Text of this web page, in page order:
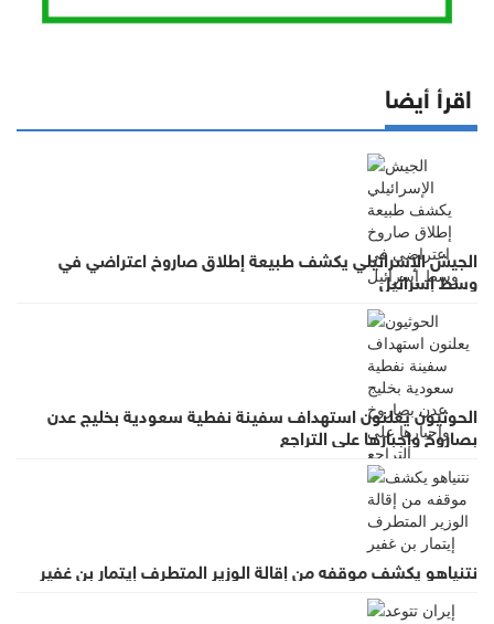
اقرأ أيضا
الجيش الإسرائيلي يكشف طبيعة إطلاق صاروخ اعتراضي في
وسط إسرائيل
الحوثيون يعلنون استهداف سفينة نفطية سعودية بخليج عدن
بصاروخ وإجبارها على التراجع
نتنياهو يكشف موقفه من إقالة الوزير المتطرف إيتمار بن غفير